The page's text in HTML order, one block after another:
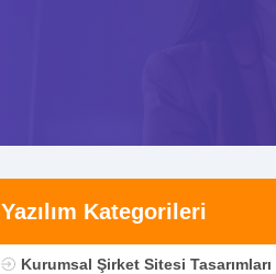
Yazılım Kategorileri
Kurumsal Şirket Sitesi Tasarımları